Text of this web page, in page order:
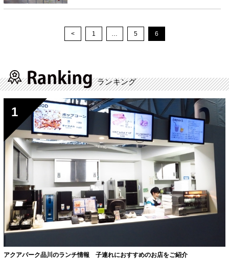
< 1 … 5 6
ランキング
アクアパーク品川のランチ情報 子連れにおすすめのお店をご紹介